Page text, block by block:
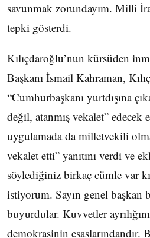
savunmak zorundayım. Milli
tepki gösterdi.
Kılıçdaroğlu’nun kürsüden
Başkanı İsmail Kahraman,
“Cumhurbaşkanı yurtdışına
değil, atanmış vekalet” edecek
uygulamada da milletvekili
vekalet etti” yanıtını verdi ve
söylediğiniz birkaç cümle var
istiyorum. Sayın genel başkan
buyurdular. Kuvvetler
demokrasinin esaslarındandır.